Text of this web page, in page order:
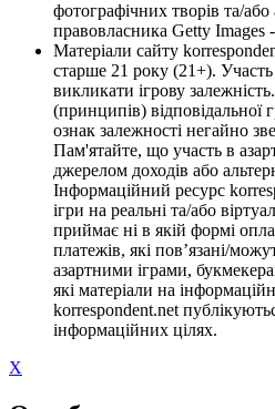
фотографічних творів та/або
правовласника Getty Images
Матеріали сайту
старше 21 року (21+).
викликати ігрову
(принципів)
ознак залежності негайно
Пам'ятайте, що участь в
джерелом доходів або
Інформаційний ресурс
ігри на реальні та/або
приймає ні в якій формі
платежів, які пов’язані/
азартними іграми,
які матеріали на
korrespondent.net
інформаційних цілях.
X